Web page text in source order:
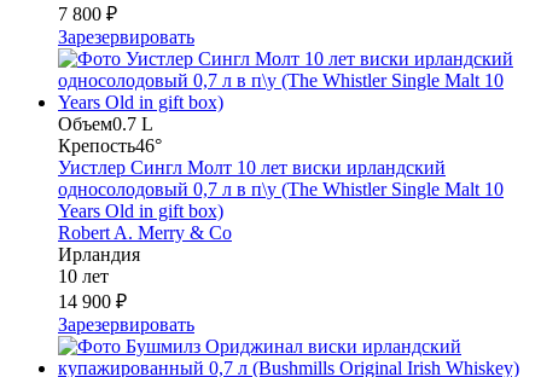
7 800 ₽
Зарезервировать
Объем0.7 L
Крепость46°
Уистлер Сингл Молт 10 лет виски ирландский
односолодовый 0,7 л в п\у (The Whistler Single Malt 10
Years Old in gift box)
Robert A. Merry & Co
Ирландия
10 лет
14 900 ₽
Зарезервировать